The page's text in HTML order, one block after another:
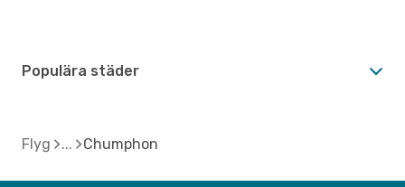
Populära städer
Flyg Chumphon